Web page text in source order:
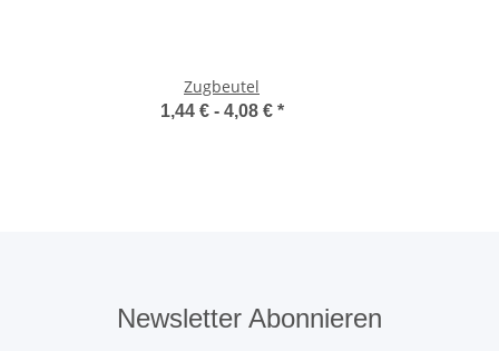
Zugbeutel
1,44 € - 4,08 € *
Newsletter Abonnieren